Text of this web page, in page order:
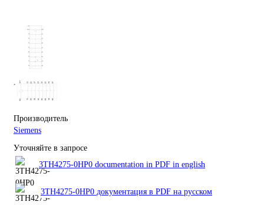
Производитель
Siemens
Уточняйте в запросе
3TH4275-0HP0 documentation in PDF in english
3TH4275-0HP0 документация в PDF на русском